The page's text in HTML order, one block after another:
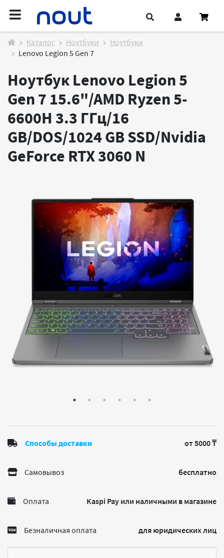
Каталог Ноутбуки
Ноутбуки
Lenovo Legion 5 Gen 7
Ноутбук Lenovo Legion 5
Gen 7 15.6"/AMD Ryzen 5-
6600H 3.3 ГГц/16
GB/DOS/1024 GB SSD/Nvidia
GeForce RTX 3060 N
Способы доставки от 5000 ₸
Самовывоз бесплатно
Оплата Kaspi Pay или наличными в магазине
Безналичная оплата для юридических лиц